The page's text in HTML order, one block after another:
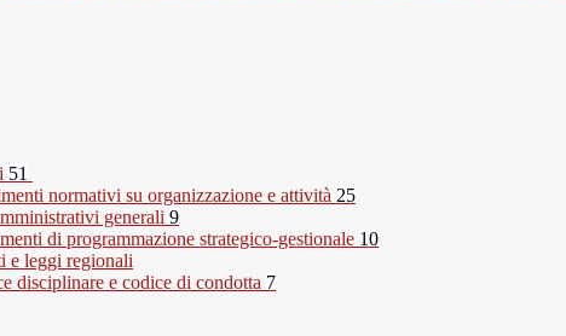
51
normativi su organizzazione e attività 25
generali 9
di programmazione strategico-gestionale 10
e leggi regionali
disciplinare e codice di condotta 7